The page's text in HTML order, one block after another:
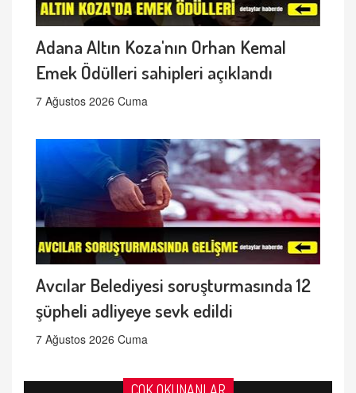
Adana Altın Koza'nın Orhan Kemal
Emek Ödülleri sahipleri açıklandı
7 Ağustos 2026 Cuma
Avcılar Belediyesi soruşturmasında 12
şüpheli adliyeye sevk edildi
7 Ağustos 2026 Cuma